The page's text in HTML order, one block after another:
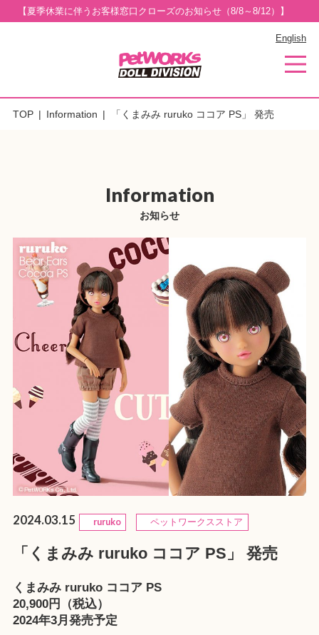
【夏季休業に伴うお客様窓口クローズのお知らせ（8/8～8/12）】
English
TOP Information 「くまみみ ruruko ココア PS」 発売
Information
お知らせ
2024.03.15 ruruko ペットワークスストア
「くまみみ ruruko ココア PS」 発売
くまみみ ruruko ココア PS
20,900円（税込）
2024年3月発売予定